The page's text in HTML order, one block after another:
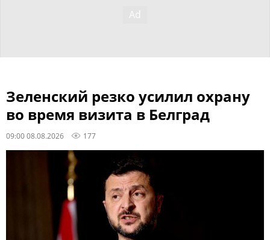
Зеленский резко усилил охрану
во время визита в Белград
09:00 08.08.2026 177